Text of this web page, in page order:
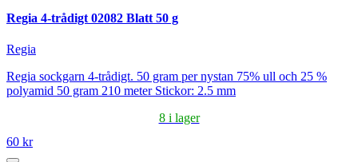
Regia 4-trådigt 02082 Blatt 50 g
Regia
Regia sockgarn 4-trådigt. 50 gram per nystan 75% ull och 25 %
polyamid 50 gram 210 meter Stickor: 2.5 mm
8 i lager
60 kr